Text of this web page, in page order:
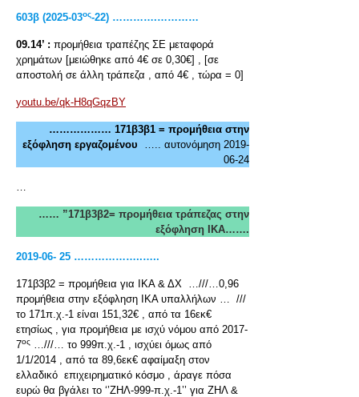
603β (2025-03ος-22) ………….…………
09.14’ : προμήθεια τραπέζης ΣΕ μεταφορά
χρημάτων [μειώθηκε από 4€ σε 0,30€] , [σε
αποστολή σε άλλη τράπεζα , από 4€ , τώρα = 0]
youtu.be/qk-H8qGqzBY
……………… 171β3β1 = προμήθεια στην
εξόφληση εργαζομένου ….. αυτονόμηση 2019-
06-24
…
…… ”171β3β2= προμήθεια τράπεζας στην
εξόφληση ΙΚΑ…….
2019-06- 25 ………………..…..
171β3β2 = προμήθεια για ΙΚΑ & ΔΧ …///…0,96
προμήθεια στην εξόφληση ΙΚΑ υπαλλήλων … ///
το 171π.χ.-1 είναι 151,32€ , από τα 16εκ€
ετησίως , για προμήθεια με ισχύ νόμου από 2017-
7ος …///… το 999π.χ.-1 , ισχύει όμως από
1/1/2014 , από τα 89,6εκ€ αφαίμαξη στον
ελλαδικό επιχειρηματικό κόσμο , άραγε πόσα
ευρώ θα βγάλει το ‘’ΖΗΛ-999-π.χ.-1’’ για ΖΗΛ &